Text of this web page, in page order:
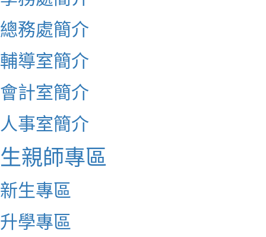
總務處簡介
輔導室簡介
會計室簡介
人事室簡介
生親師專區
新生專區
升學專區